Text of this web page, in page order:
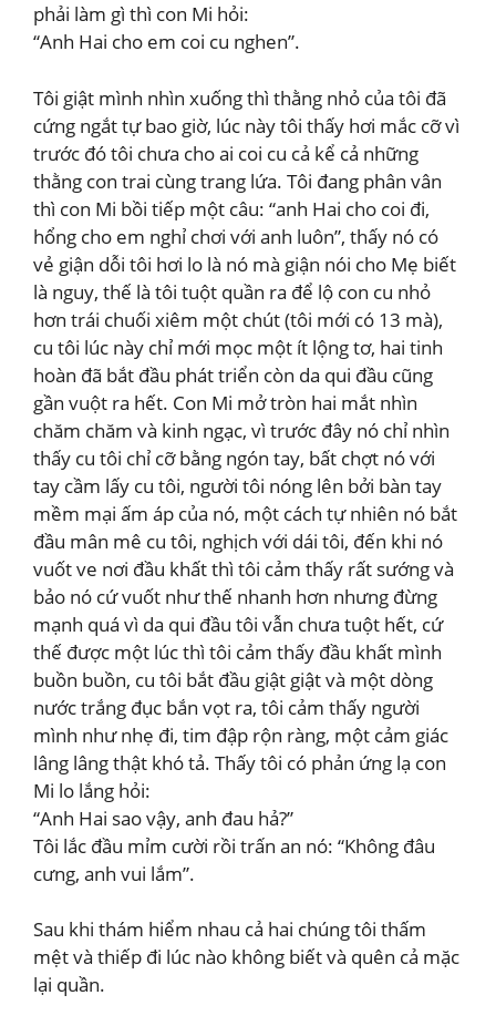
phải làm gì thì con Mi hỏi:
“Anh Hai cho em coi cu nghen”.
Tôi giật mình nhìn xuống thì thằng nhỏ của tôi đã
cứng ngắt tự bao giờ, lúc này tôi thấy hơi mắc cỡ vì
trước đó tôi chưa cho ai coi cu cả kể cả những
thằng con trai cùng trang lứa. Tôi đang phân vân
thì con Mi bồi tiếp một câu: “anh Hai cho coi đi,
hổng cho em nghỉ chơi với anh luôn”, thấy nó có
vẻ giận dỗi tôi hơi lo là nó mà giận nói cho Mẹ biết
là nguy, thế là tôi tuột quần ra để lộ con cu nhỏ
hơn trái chuối xiêm một chút (tôi mới có 13 mà),
cu tôi lúc này chỉ mới mọc một ít lộng tơ, hai tinh
hoàn đã bắt đầu phát triển còn da qui đầu cũng
gần vuột ra hết. Con Mi mở tròn hai mắt nhìn
chăm chăm và kinh ngạc, vì trước đây nó chỉ nhìn
thấy cu tôi chỉ cỡ bằng ngón tay, bất chợt nó với
tay cầm lấy cu tôi, người tôi nóng lên bởi bàn tay
mềm mại ấm áp của nó, một cách tự nhiên nó bắt
đầu mân mê cu tôi, nghịch với dái tôi, đến khi nó
vuốt ve nơi đầu khất thì tôi cảm thấy rất sướng và
bảo nó cứ vuốt như thế nhanh hơn nhưng đừng
mạnh quá vì da qui đầu tôi vẫn chưa tuột hết, cứ
thế được một lúc thì tôi cảm thấy đầu khất mình
buồn buồn, cu tôi bắt đầu giật giật và một dòng
nước trắng đục bắn vọt ra, tôi cảm thấy người
mình như nhẹ đi, tim đập rộn ràng, một cảm giác
lâng lâng thật khó tả. Thấy tôi có phản ứng lạ con
Mi lo lắng hỏi:
“Anh Hai sao vậy, anh đau hả?”
Tôi lắc đầu mỉm cười rồi trấn an nó: “Không đâu
cưng, anh vui lắm”.
Sau khi thám hiểm nhau cả hai chúng tôi thấm
mệt và thiếp đi lúc nào không biết và quên cả mặc
lại quần.